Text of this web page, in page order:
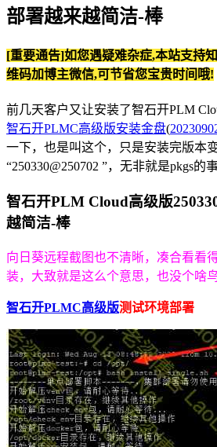
部署越来越简洁-棒
[重要通告]如您遇疑难杂症,本站支持
维码加博主微信,可节省您宝贵时间哦!
前几天客户又让安装了智石开PLM
智石开PLMC高级版安装金盘(
一下，也是叫这个，只是安装完版本
“250330@250702 ”，无非就是pkgs的
智石开PLM Cloud高级版
越简洁-棒
向日葵远程截图也不清晰，凑合看看
装，大致就是这么个意思，也没个啥鸟
智石开PLMC高级版测试环境部署